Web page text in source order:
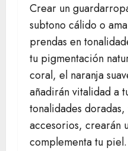
Crear un
subtono cálido o
prendas en
tu pigmentación
coral, el naranja
añadirán vitalidad a
tonalidades
accesorios, crearán
complementa tu piel.